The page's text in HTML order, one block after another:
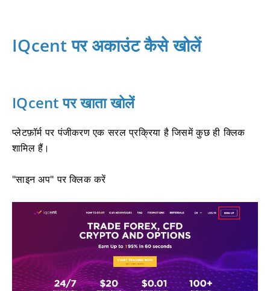
IQcent पर अकाउंट कैसे खोलें
IQcent पर खाता खोलें
प्लेटफ़ॉर्म पर पंजीकरण एक सरल प्रक्रिया है जिसमें कुछ ही क्लिक
शामिल हैं।
"साइन अप" पर क्लिक करें